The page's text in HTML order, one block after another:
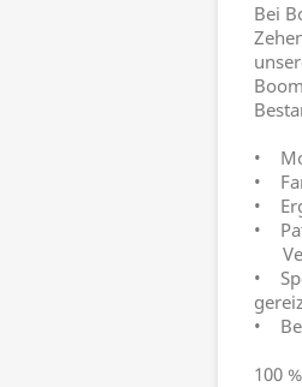
Bei
•
•
•
•
•
•
100